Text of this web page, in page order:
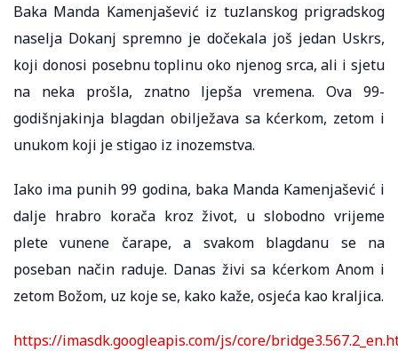
Baka Manda Kamenjašević iz tuzlanskog prigradskog
naselja Dokanj spremno je dočekala još jedan Uskrs,
koji donosi posebnu toplinu oko njenog srca, ali i sjetu
na neka prošla, znatno ljepša vremena. Ova 99-
godišnjakinja blagdan obilježava sa kćerkom, zetom i
unukom koji je stigao iz inozemstva.
Iako ima punih 99 godina, baka Manda Kamenjašević i
dalje hrabro korača kroz život, u slobodno vrijeme
plete vunene čarape, a svakom blagdanu se na
poseban način raduje. Danas živi sa kćerkom Anom i
zetom Božom, uz koje se, kako kaže, osjeća kao kraljica.
https://imasdk.googleapis.com/js/core/